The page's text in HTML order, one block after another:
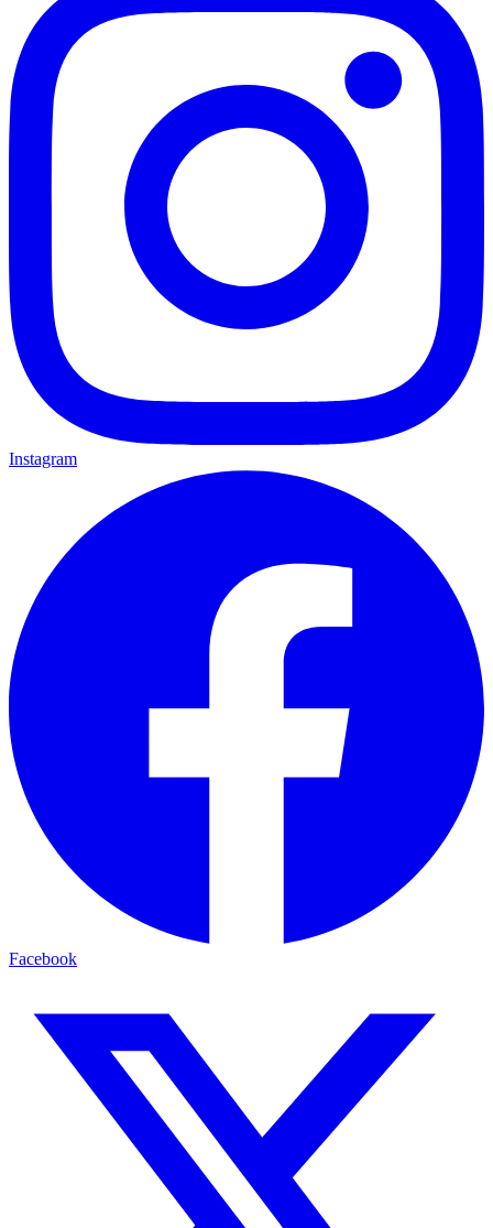
Instagram
Facebook